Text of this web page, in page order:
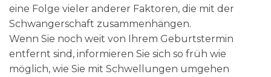
eine Folge vieler anderer Faktoren, die mit der
Schwangerschaft zusammenhängen.
Wenn Sie noch weit von Ihrem Geburtstermin
entfernt sind, informieren Sie sich so früh wie
möglich, wie Sie mit Schwellungen umgehen